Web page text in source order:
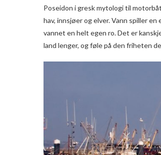
Poseidon i gresk mytologi til
hav, innsjøer og elver. Vann spiller
vannet en helt egen ro. Det er
land lenger, og føle på den friheten